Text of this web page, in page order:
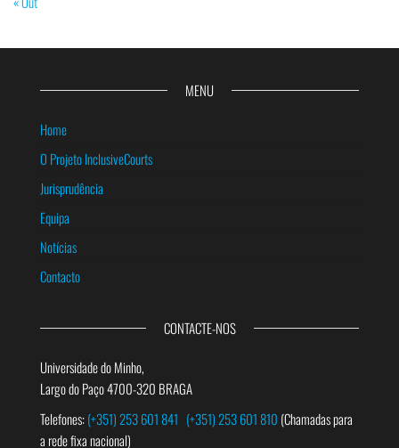
MENU
Home
O Projeto InclusiveCourts
Jurisprudência
Equipa
Notícias
Contacto
CONTACTE-NOS
Universidade do Minho,
Largo do Paço 4700-320 BRAGA
Telefones:(+351) 253 601 841 (+351) 253 601 810 (Chamadas para
a rede fixa nacional)